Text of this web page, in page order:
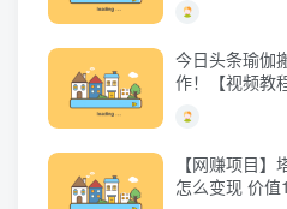
今日头条瑜伽
作！【视频教
【网赚项目
怎么变现 价